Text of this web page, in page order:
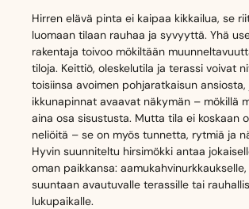
Hirren elävä pinta ei kaipaa kikkailua, se
luomaan tilaan rauhaa ja syvyyttä. Yhä
rakentaja toivoo mökiltään
tiloja. Keittiö, oleskelutila ja terassi voivat
toisiinsa avoimen pohjaratkaisun
ikkunapinnat avaavat näkymän – mökillä
aina osa sisustusta. Mutta tila ei koskaan
neliöitä – se on myös tunnetta, rytmiä ja
Hyvin suunniteltu hirsimökki antaa
oman paikkansa:
suuntaan avautuvalle terassille tai
lukupaikalle.